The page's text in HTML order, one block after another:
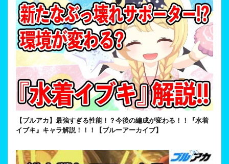
【ブルアカ】最強すぎる性能！？今後の編成が変わる！！『水着
イブキ』キャラ解説！！！【ブルーアーカイブ】